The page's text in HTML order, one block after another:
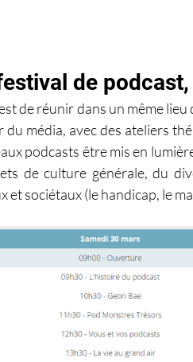
de
de réunir dans un même
du média, avec des ateliers
podcasts être mis en
de culture générale, du
et sociétaux (le handicap, le